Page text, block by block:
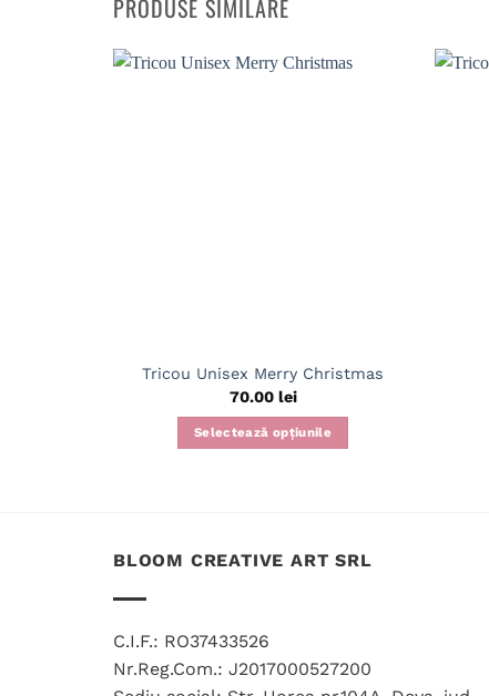
PRODUSE SIMILARE
Tricou Unisex Merry Christmas
70.00 lei
Selectează opțiunile
multe
pot
fi
alese
BLOOM CREATIVE ART SRL
C.I.F.: RO37433526
Nr.Reg.Com.: J2017000527200